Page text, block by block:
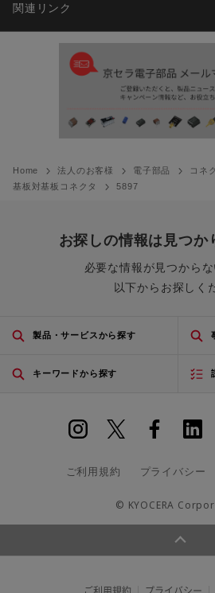
関連リンク
Home 法人のお客様 電子部品
コネ
基板対基板コネクタ
5897
お探しの情報は見つか
必要な情報が見つからな
以下からお探しく
製品・サービスから探す
キーワードから探す
ご利用規約 プライバシー
© KYOCERA